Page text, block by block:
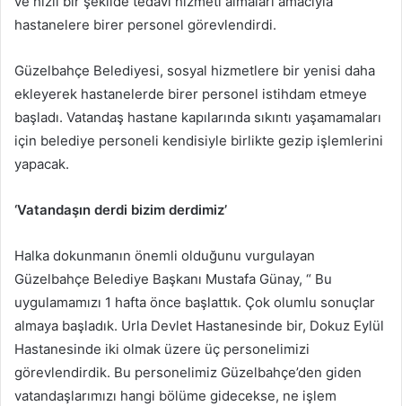
hastanelere birer personel görevlendirdi.
Güzelbahçe Belediyesi, sosyal hizmetlere bir yenisi daha
ekleyerek hastanelerde birer personel istihdam etmeye
başladı. Vatandaş hastane kapılarında sıkıntı yaşamamaları
için belediye personeli kendisiyle birlikte gezip işlemlerini
yapacak.
‘Vatandaşın derdi bizim derdimiz’
Halka dokunmanın önemli olduğunu vurgulayan
Güzelbahçe Belediye Başkanı Mustafa Günay, “ Bu
uygulamamızı 1 hafta önce başlattık. Çok olumlu sonuçlar
almaya başladık. Urla Devlet Hastanesinde bir, Dokuz Eylül
Hastanesinde iki olmak üzere üç personelimizi
görevlendirdik. Bu personelimiz Güzelbahçe’den giden
vatandaşlarımızı hangi bölüme gidecekse, ne işlem